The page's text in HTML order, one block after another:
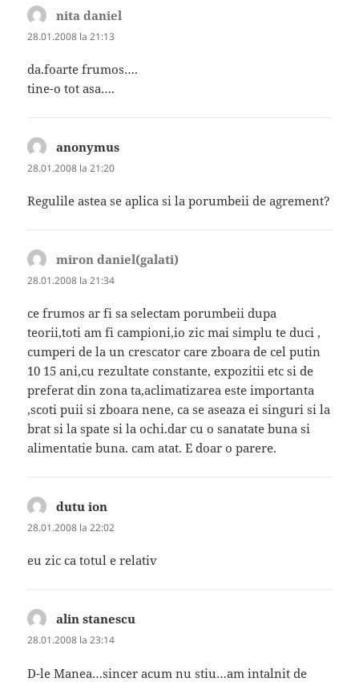
nita daniel
28.01.2008 la 21:13
da.foarte frumos….
tine-o tot asa….
anonymus
28.01.2008 la 21:20
Regulile astea se aplica si la porumbeii de agrement?
miron daniel(galati)
28.01.2008 la 21:34
ce frumos ar fi sa selectam porumbeii dupa
teorii,toti am fi campioni,io zic mai simplu te duci ,
cumperi de la un crescator care zboara de cel putin
10 15 ani,cu rezultate constante, expozitii etc si de
preferat din zona ta,aclimatizarea este importanta
,scoti puii si zboara nene, ca se aseaza ei singuri si la
brat si la spate si la ochi.dar cu o sanatate buna si
alimentatie buna. cam atat. E doar o parere.
dutu ion
28.01.2008 la 22:02
eu zic ca totul e relativ
alin stanescu
28.01.2008 la 23:14
D-le Manea…sincer acum nu stiu…am intalnit de